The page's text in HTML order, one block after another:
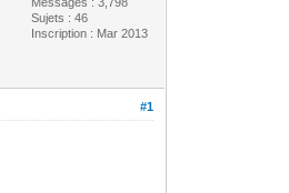
Sujets : 46
Inscription : Mar 2013
#1